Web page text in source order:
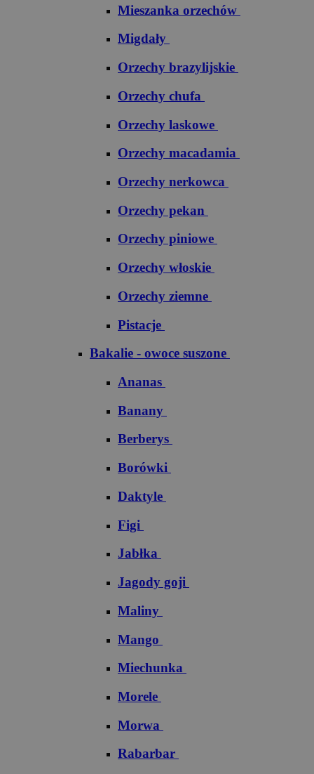
Mieszanka orzechów
Migdały
Orzechy brazylijskie
Orzechy chufa
Orzechy laskowe
Orzechy macadamia
Orzechy nerkowca
Orzechy pekan
Orzechy piniowe
Orzechy włoskie
Orzechy ziemne
Pistacje
Bakalie - owoce suszone
Ananas
Banany
Berberys
Borówki
Daktyle
Figi
Jabłka
Jagody goji
Maliny
Mango
Miechunka
Morele
Morwa
Rabarbar